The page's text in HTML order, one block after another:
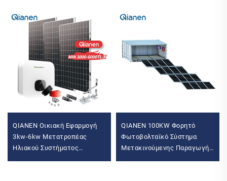
QIANEN Οικιακή Εφαρμογή
3kw-6kw Μετατροπέας
Ηλιακού Συστήματος
QIANEN 100KW Φορητό
Φωτοβολταϊκό Σύστημα
Μετακινούμενης Παραγωγής